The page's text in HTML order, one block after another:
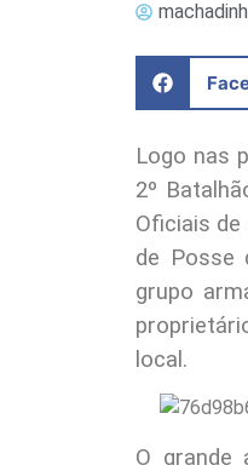
Logo nas
2º
Oficiais
de Posse
grupo
local.
O grande